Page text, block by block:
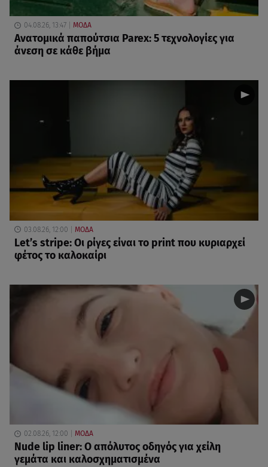
04.08.26, 13:47 ΜΟΔΑ
Ανατομικά παπούτσια Parex: 5 τεχνολογίες για
άνεση σε κάθε βήμα
03.08.26, 12:00 ΜΟΔΑ
Let’s stripe: Οι ρίγες είναι το print που κυριαρχεί
φέτος το καλοκαίρι
02.08.26, 12:00 ΜΟΔΑ
Nude lip liner: Ο απόλυτος οδηγός για χείλη
γεμάτα και καλοσχηματισμένα